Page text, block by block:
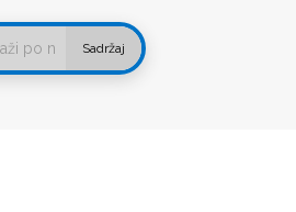
Sadržaj